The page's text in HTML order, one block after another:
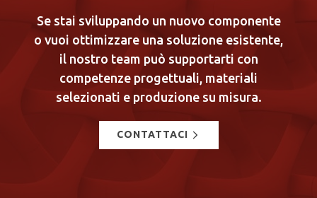
Se stai sviluppando un nuovo componente
o vuoi ottimizzare una soluzione esistente,
il nostro team può supportarti con
competenze progettuali, materiali
selezionati e produzione su misura.
CONTATTACI